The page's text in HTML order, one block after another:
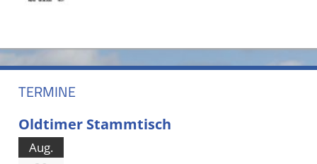
TERMINE
Oldtimer Stammtisch
Aug.